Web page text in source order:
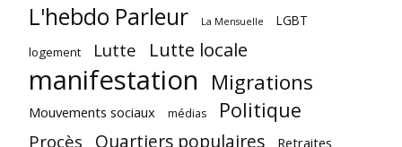
L'hebdo Parleur La Mensuelle
LGBT
logement
Lutte Lutte locale
manifestation Migrations
Mouvements sociaux médias Politique
Procès Quartiers populaires Retraites